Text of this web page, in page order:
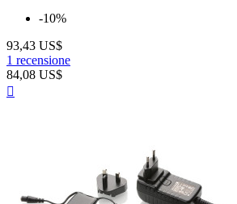
-10%
93,43 US$
1 recensione
84,08 US$
